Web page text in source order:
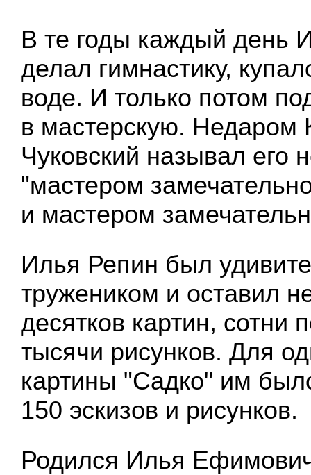
В те годы каждый день
делал гимнастику,
воде. И только потом
в мастерскую. Недаром
Чуковский называл его
"мастером
и мастером
Илья Репин был
тружеником и оставил
десятков картин, сотни
тысячи рисунков. Для
картины "Садко" им
150 эскизов и рисунков.
Родился Илья